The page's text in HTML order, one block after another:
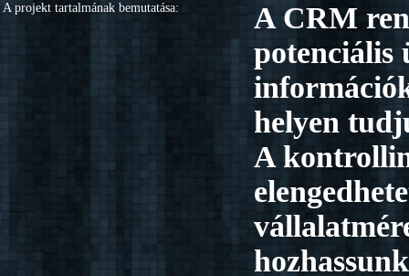
A projekt tartalmának bemutatása:
A CRM
potenciális
helyen
A